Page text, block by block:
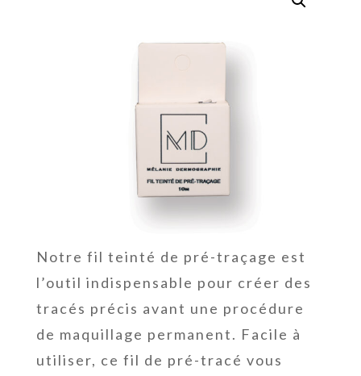
Notre fil teinté de pré-traçage est
l’outil indispensable pour créer des
tracés précis avant une procédure
de maquillage permanent. Facile à
utiliser, ce fil de pré-tracé vous